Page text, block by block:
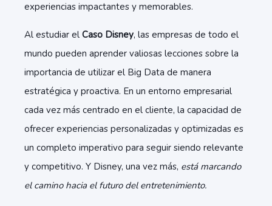
experiencias impactantes y memorables.
Al estudiar el Caso Disney, las empresas de todo el
mundo pueden aprender valiosas lecciones sobre la
importancia de utilizar el Big Data de manera
estratégica y proactiva. En un entorno empresarial
cada vez más centrado en el cliente, la capacidad de
ofrecer experiencias personalizadas y optimizadas es
un completo imperativo para seguir siendo relevante
y competitivo. Y Disney, una vez más, está marcando
el camino hacia el futuro del entretenimiento.